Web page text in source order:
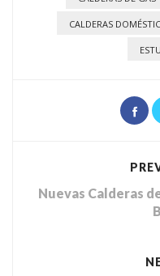
CALDERAS
Nuevas Calderas